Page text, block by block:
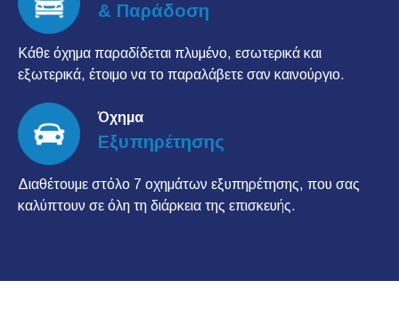
& Παράδοση
Κάθε όχημα παραδίδεται πλυμένο, εσωτερικά και
εξωτερικά, έτοιμο να το παραλάβετε σαν καινούργιο.
Όχημα
Εξυπηρέτησης
Διαθέτουμε στόλο 7 οχημάτων εξυπηρέτησης, που σας
καλύπτουν σε όλη τη διάρκεια της επισκευής.